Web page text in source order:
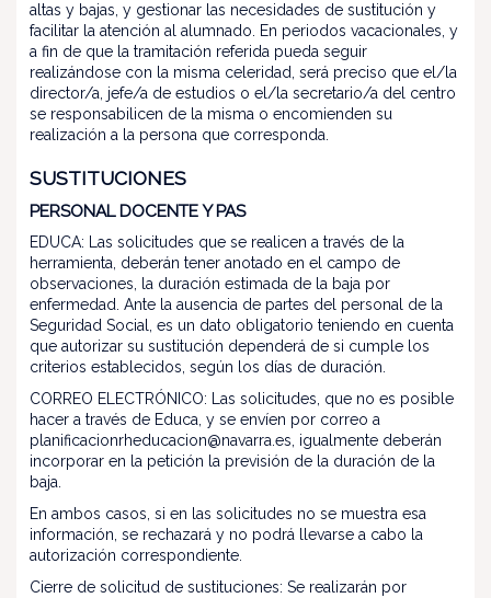
altas y bajas, y gestionar las necesidades de sustitución y
facilitar la atención al alumnado. En periodos vacacionales, y
a fin de que la tramitación referida pueda seguir
realizándose con la misma celeridad, será preciso que el/la
director/a, jefe/a de estudios o el/la secretario/a del centro
se responsabilicen de la misma o encomienden su
realización a la persona que corresponda.
SUSTITUCIONES
PERSONAL DOCENTE Y PAS
EDUCA: Las solicitudes que se realicen a través de la
herramienta, deberán tener anotado en el campo de
observaciones, la duración estimada de la baja por
enfermedad. Ante la ausencia de partes del personal de la
Seguridad Social, es un dato obligatorio teniendo en cuenta
que autorizar su sustitución dependerá de si cumple los
criterios establecidos, según los días de duración.
CORREO ELECTRÓNICO: Las solicitudes, que no es posible
hacer a través de Educa, y se envíen por correo a
planificacionrheducacion@navarra.es, igualmente deberán
incorporar en la petición la previsión de la duración de la
baja.
En ambos casos, si en las solicitudes no se muestra esa
información, se rechazará y no podrá llevarse a cabo la
autorización correspondiente.
Cierre de solicitud de sustituciones: Se realizarán por